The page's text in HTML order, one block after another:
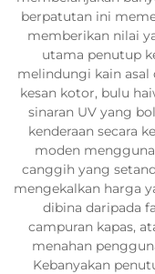
berpatutan ini
memberikan nilai
utama penutup
melindungi kain asal
kesan kotor, bulu
sinaran UV yang
kenderaan secara
moden
canggih yang
mengekalkan harga
dibina daripada
campuran kapas,
menahan
Kebanyakan